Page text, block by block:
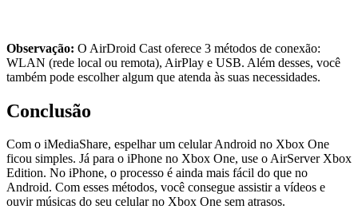
Observação: O AirDroid Cast oferece 3 métodos de conexão:
WLAN (rede local ou remota), AirPlay e USB. Além desses, você
também pode escolher algum que atenda às suas necessidades.
Conclusão
Com o iMediaShare, espelhar um celular Android no Xbox One
ficou simples. Já para o iPhone no Xbox One, use o AirServer Xbox
Edition. No iPhone, o processo é ainda mais fácil do que no
Android. Com esses métodos, você consegue assistir a vídeos e
ouvir músicas do seu celular no Xbox One sem atrasos.